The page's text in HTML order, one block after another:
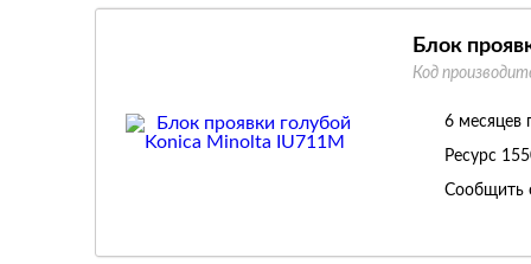
Блок
Код
6 месяцев
Ресурс
Сообщить